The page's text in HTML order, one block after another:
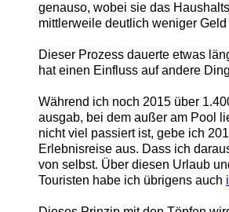
genauso, wobei sie das
mittlerweile deutlich weniger
Dieser Prozess dauerte etwas
hat einen Einfluss auf andere
Während ich noch 2015 über
ausgab, bei dem außer am Pool
nicht viel passiert ist, gebe ich
Erlebnisreise aus. Dass ich
von selbst. Über diesen Urlaub
Touristen habe ich übrigens auch